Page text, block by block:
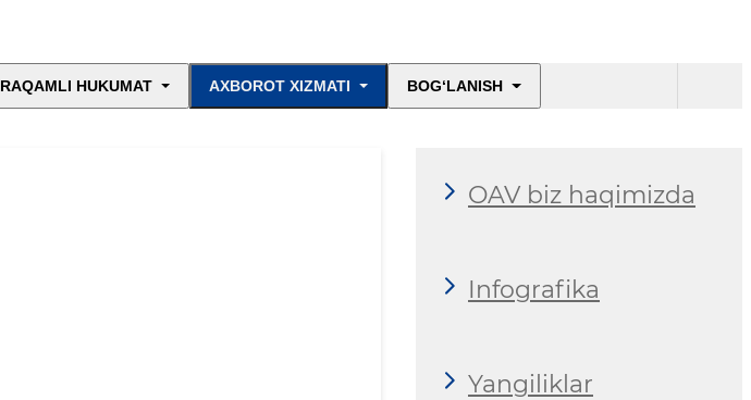
RAQAMLI HUKUMAT AXBOROT XIZMATI BOG‘LANISH
OAV biz haqimizda
Infografika
Yangiliklar